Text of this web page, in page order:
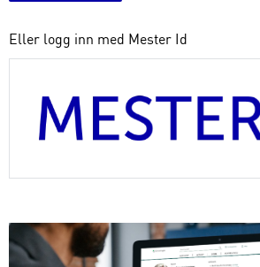
Eller logg inn med Mester Id